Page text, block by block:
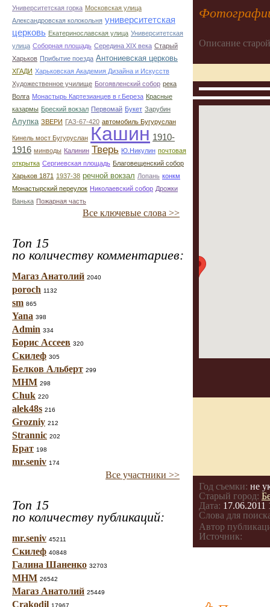
Университетская горка Московская улица
Александровская колокольня университетская
церковь Екатеринославская улица Университетская
улица Соборная площадь Середина XIX века Старый
Харьков Прибытие поезда Антониевская церковь
ХГАДИ Харьковская Академия Дизайна и Искусств
Художественное училище Богоявленский собор река
Волга Монастырь Картезианцев в г.Береза Красные
казармы Бреский вокзал Первомай Букет Зарубин
Алупка ЗВЕРИ ГАЗ-67-420 автомобиль Бугуруслан
Кинель мост Бугуруслан Кашин 1910-
1916 минводы Калинин Тверь Ю.Никулин почтовая
открытка Сергиевская площадь Благовещенский собор
Харьков 1871 1937-38 речной вокзал Лопань конкм
Монастырский переулок Николаевский собор Дрожки
Ванька Пожарная часть
Все ключевые слова >>
Топ 15
по количеству комментариев:
Магаз Анатолий 2040
poroch 1132
sm 865
Yana 398
Admin 334
Борис Ассеев 320
Скилеф 305
Белков Альберт 299
МНМ 298
Chuk 220
alek48s 216
Grozniy 212
Strannic 202
Брат 198
mr.seniv 174
Все участники >>
Топ 15
по количеству публикаций:
mr.seniv 45211
Скилеф 40848
Галина Шаненко 32703
МНМ 26542
Магаз Анатолий 25449
Crakodil 17967
Описание
Год съемки: не
Старый город:
Дата: 17.06.2011
Слова для
Автор
Источник: